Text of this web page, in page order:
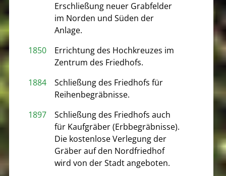
Erschließung neuer Grabfelder
im Norden und Süden der
Anlage.
1850
Errichtung des Hochkreuzes im
Zentrum des Friedhofs.
1884
Schließung des Friedhofs für
Reihenbegräbnisse.
1897
Schließung des Friedhofs auch
für Kaufgräber (Erbbegräbnisse).
Die kostenlose Verlegung der
Gräber auf den Nordfriedhof
wird von der Stadt angeboten.